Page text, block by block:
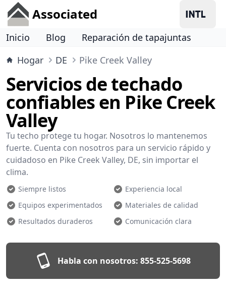
Associated
Inicio Blog
Reparación de tapajuntas
Hogar
DE Pike Creek Valley
Servicios de techado
confiables en Pike Creek
Valley
Tu techo protege tu hogar. Nosotros lo mantenemos
fuerte. Cuenta con nosotros para un servicio rápido y
cuidadoso en Pike Creek Valley, DE, sin importar el
clima.
Siempre listos
Experiencia local
Equipos experimentados
Materiales de calidad
Resultados duraderos
Comunicación clara
Habla con nosotros: 855-525-5698